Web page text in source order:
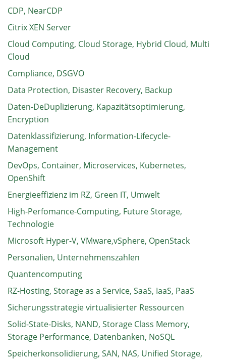
CDP, NearCDP
Citrix XEN Server
Cloud Computing, Cloud Storage, Hybrid Cloud, Multi
Cloud
Compliance, DSGVO
Data Protection, Disaster Recovery, Backup
Daten-DeDuplizierung, Kapazitätsoptimierung,
Encryption
Datenklassifizierung, Information-Lifecycle-
Management
DevOps, Container, Microservices, Kubernetes,
OpenShift
Energieeffizienz im RZ, Green IT, Umwelt
High-Perfomance-Computing, Future Storage,
Technologie
Microsoft Hyper-V, VMware,vSphere, OpenStack
Personalien, Unternehmenszahlen
Quantencomputing
RZ-Hosting, Storage as a Service, SaaS, IaaS, PaaS
Sicherungsstrategie virtualisierter Ressourcen
Solid-State-Disks, NAND, Storage Class Memory,
Storage Performance, Datenbanken, NoSQL
Speicherkonsolidierung, SAN, NAS, Unified Storage,